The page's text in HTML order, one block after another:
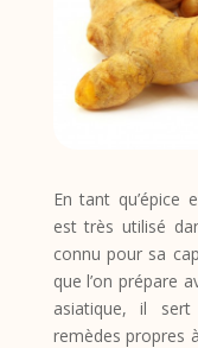
En tant qu’épice
est très utilisé
connu pour sa
que l’on prépare
asiatique, il
remèdes propres